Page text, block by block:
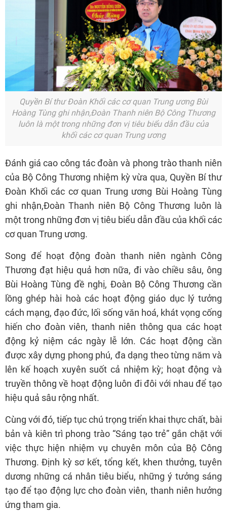
Quyền Bí thư Đoàn Khối các cơ quan Trung ương Bùi
Hoàng Tùng ghi nhận,Đoàn Thanh niên Bộ Công Thương
luôn là một trong những đơn vị tiêu biểu dẫn đầu của
khối các cơ quan Trung ương
Đánh giá cao công tác đoàn và phong trào thanh niên
của Bộ Công Thương nhiệm kỳ vừa qua, Quyền Bí thư
Đoàn Khối các cơ quan Trung ương Bùi Hoàng Tùng
ghi nhận,Đoàn Thanh niên Bộ Công Thương luôn là
một trong những đơn vị tiêu biểu dẫn đầu của khối các
cơ quan Trung ương.
Song để hoạt động đoàn thanh niên ngành Công
Thương đạt hiệu quả hơn nữa, đi vào chiều sâu, ông
Bùi Hoàng Tùng đề nghị, Đoàn Bộ Công Thương cần
lồng ghép hài hoà các hoạt động giáo dục lý tưởng
cách mạng, đạo đức, lối sống văn hoá, khát vọng cống
hiến cho đoàn viên, thanh niên thông qua các hoạt
động kỷ niệm các ngày lễ lớn. Các hoạt động cần
được xây dựng phong phú, đa dạng theo từng năm và
lên kế hoạch xuyên suốt cả nhiệm kỳ; hoạt động và
truyền thông về hoạt động luôn đi đôi với nhau để tạo
hiệu quả sâu rộng nhất.
Cùng với đó, tiếp tục chú trọng triển khai thực chất, bài
bản và kiên trì phong trào “Sáng tạo trẻ” gắn chặt với
việc thực hiện nhiệm vụ chuyên môn của Bộ Công
Thương. Định kỳ sơ kết, tổng kết, khen thưởng, tuyên
dương những cá nhân tiêu biểu, những ý tưởng sáng
tạo để tạo động lực cho đoàn viên, thanh niên hưởng
ứng tham gia.